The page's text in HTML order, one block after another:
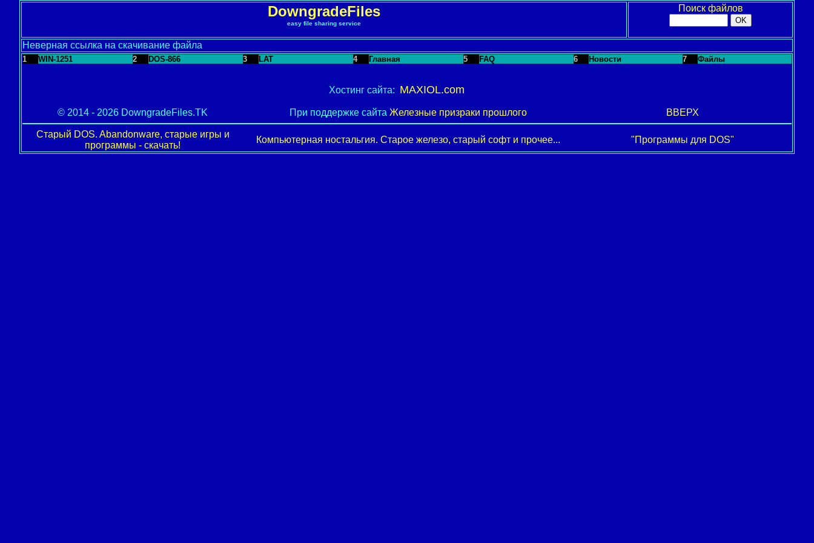
DowngradeFiles
easy file sharing service
Поиск файлов
Неверная ссылка на скачивание файла
1 WIN-1251 2 DOS-866 3 LAT 4 Главная 5 FAQ 6 Новости 7 Файлы
Хостинг сайта: MAXIOL.com
© 2014 - 2026 DowngradeFiles.TK При поддержке сайта Железные призраки прошлого ВВЕРХ
Старый DOS. Abandonware, старые игры и
программы - скачать!
Компьютерная ностальгия. Старое железо, старый софт и прочее... "Программы для DOS"